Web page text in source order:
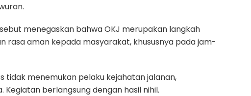
menegaskan bahwa OKJ merupakan langkah
rasa aman kepada masyarakat, khususnya pada jam-
tidak menemukan pelaku kejahatan jalanan,
berlangsung dengan hasil nihil.